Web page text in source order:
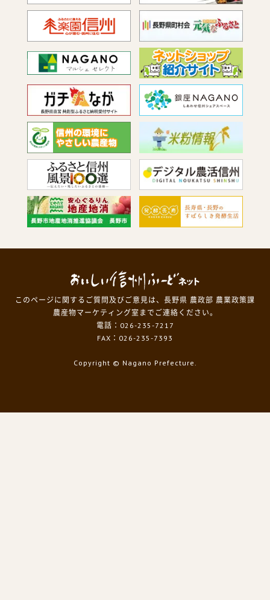
このページに関するご質問及びご意見は、長野県 農政部 農業政策課
農産物マーケティング室までご連絡ください。
電話：026-235-7217
FAX：026-235-7393
Copyright © Nagano Prefecture.